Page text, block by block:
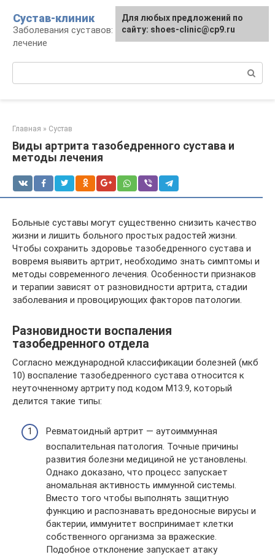
контенту
Сустав-клиник
Заболевания суставов: профилактика и
лечение
Главная » Сустав
Виды артрита тазобедренного сустава и
методы лечения
Больные суставы могут существенно снизить качество
жизни и лишить больного простых радостей жизни.
Чтобы сохранить здоровье тазобедренного сустава и
вовремя выявить артрит, необходимо знать симптомы и
методы современного лечения. Особенности признаков
и терапии зависят от разновидности артрита, стадии
заболевания и провоцирующих факторов патологии.
Разновидности воспаления
тазобедренного отдела
Согласно международной классификации болезней (мкб
10) воспаление тазобедренного сустава относится к
неуточненному артриту под кодом М13.9, который
делится такие типы:
Ревматоидный артрит — аутоиммунная
воспалительная патология. Точные причины
развития болезни медициной не установлены.
Однако доказано, что процесс запускает
аномальная активность иммунной системы.
Вместо того чтобы выполнять защитную
функцию и распознавать вредоносные вирусы и
бактерии, иммунитет воспринимает клетки
собственного организма за вражеские.
Подобное отклонение запускает атаку
Для любых предложений по
сайту: shoes-clinic@cp9.ru